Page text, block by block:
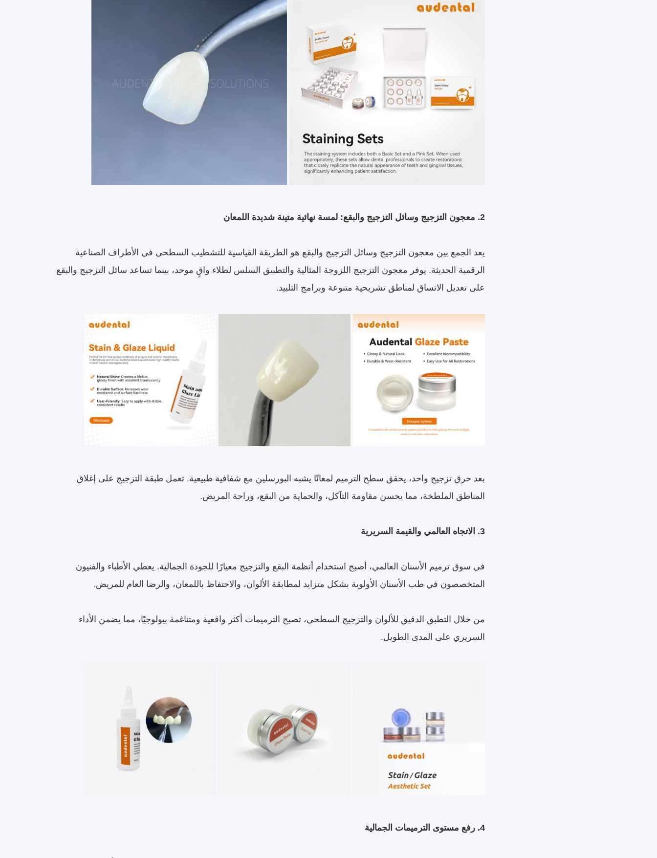
2. معجون التزجيج وسائل التزجيج والبقع: لمسة نهائية متينة شديدة اللمعان
يعد الجمع بين معجون التزجيج وسائل التزجيج والبقع هو الطريقة القياسية للتشطيب السطحي في الأطراف الصناعية
الرقمية الحديثة. يوفر معجون التزجيج اللزوجة المثالية والتطبيق السلس لطلاء واقٍ موحد، بينما تساعد سائل التزجيج والبقع
على تعديل الاتساق لمناطق تشريحية متنوعة وبرامج التلبيد.
بعد حرق تزجيج واحد، يحقق سطح الترميم لمعانًا يشبه البورسلين مع شفافية طبيعية. تعمل طبقة التزجيج على إغلاق
المناطق الملطخة، مما يحسن مقاومة التآكل، والحماية من البقع، وراحة المريض.
3. الاتجاه العالمي والقيمة السريرية
في سوق ترميم الأسنان العالمي، أصبح استخدام أنظمة البقع والتزجيج معيارًا للجودة الجمالية. يعطي الأطباء والفنيون
المتخصصون في طب الأسنان الأولوية بشكل متزايد لمطابقة الألوان، والاحتفاظ باللمعان، والرضا العام للمريض.
من خلال التطبق الدقيق للألوان والتزجيج السطحي، تصبح الترميمات أكثر واقعية ومتناغمة بيولوجيًا، مما يضمن الأداء
السريري على المدى الطويل.
4. رفع مستوى الترميمات الجمالية